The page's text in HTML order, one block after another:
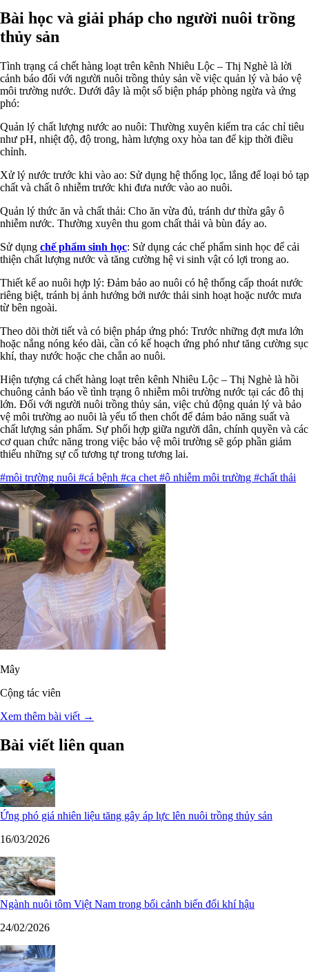
Bài học và giải pháp cho người nuôi trồng
thủy sản
Tình trạng cá chết hàng loạt trên kênh Nhiêu Lộc – Thị Nghè là lời
cảnh báo đối với người nuôi trồng thủy sản về việc quản lý và bảo vệ
môi trường nước. Dưới đây là một số biện pháp phòng ngừa và ứng
phó:
Quản lý chất lượng nước ao nuôi: Thường xuyên kiểm tra các chỉ tiêu
như pH, nhiệt độ, độ trong, hàm lượng oxy hòa tan để kịp thời điều
chỉnh.
Xử lý nước trước khi vào ao: Sử dụng hệ thống lọc, lắng để loại bỏ tạp
chất và chất ô nhiễm trước khi đưa nước vào ao nuôi.
Quản lý thức ăn và chất thải: Cho ăn vừa đủ, tránh dư thừa gây ô
nhiễm nước. Thường xuyên thu gom chất thải và bùn đáy ao.
Sử dụng chế phẩm sinh học: Sử dụng các chế phẩm sinh học để cải
thiện chất lượng nước và tăng cường hệ vi sinh vật có lợi trong ao.
Thiết kế ao nuôi hợp lý: Đảm bảo ao nuôi có hệ thống cấp thoát nước
riêng biệt, tránh bị ảnh hưởng bởi nước thải sinh hoạt hoặc nước mưa
từ bên ngoài.
Theo dõi thời tiết và có biện pháp ứng phó: Trước những đợt mưa lớn
hoặc nắng nóng kéo dài, cần có kế hoạch ứng phó như tăng cường sục
khí, thay nước hoặc che chắn ao nuôi.
Hiện tượng cá chết hàng loạt trên kênh Nhiêu Lộc – Thị Nghè là hồi
chuông cảnh báo về tình trạng ô nhiễm môi trường nước tại các đô thị
lớn. Đối với người nuôi trồng thủy sản, việc chủ động quản lý và bảo
vệ môi trường ao nuôi là yếu tố then chốt để đảm bảo năng suất và
chất lượng sản phẩm. Sự phối hợp giữa người dân, chính quyền và các
cơ quan chức năng trong việc bảo vệ môi trường sẽ góp phần giảm
thiểu những sự cố tương tự trong tương lai.
#môi trường nuôi #cá bệnh #ca chet #ô nhiễm môi trường #chất thải
Mây
Cộng tác viên
Xem thêm bài viết →
Bài viết liên quan
Ứng phó giá nhiên liệu tăng gây áp lực lên nuôi trồng thủy sản
16/03/2026
Ngành nuôi tôm Việt Nam trong bối cảnh biến đổi khí hậu
24/02/2026